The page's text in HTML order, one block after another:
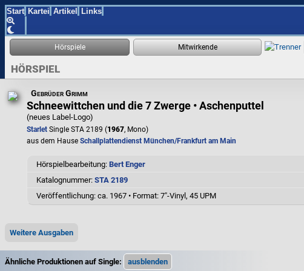
Start Kartei Artikel Links
HÖRSPIEL
Gebrüder Grimm
Schneewittchen und die 7 Zwerge • Aschenputtel
(neues Label-Logo)
Starlet Single STA 2189 (1967, Mono)
aus dem Hause Schallplattendienst München/Frankfurt am Main
Hörspielbearbeitung: Bert Enger
Katalognummer: STA 2189
Veröffentlichung: ca. 1967 • Format: 7"-Vinyl, 45 UPM
Weitere Ausgaben
Ähnliche Produktionen auf Single: